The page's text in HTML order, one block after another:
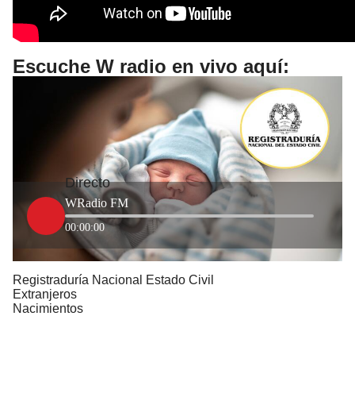
Escuche W radio en vivo aquí:
Directo
WRadio FM
00:00:00
Registraduría Nacional Estado Civil
Extranjeros
Nacimientos